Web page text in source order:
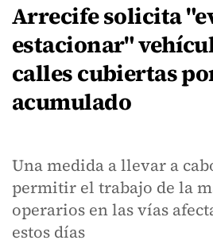
Arrecife solicita
estacionar"
calles cubiertas
acumulado
Una medida a llevar a
permitir el trabajo de la
operarios en las vías
estos días